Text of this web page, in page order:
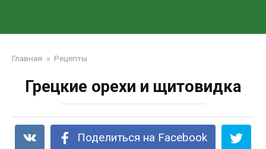
Главная » Рецепты
Грецкие орехи и щитовидка
Поделиться на Facebook